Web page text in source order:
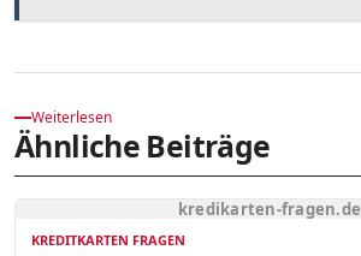
Weiterlesen
Ähnliche Beiträge
kredikarten-fragen.de
KREDITKARTEN FRAGEN